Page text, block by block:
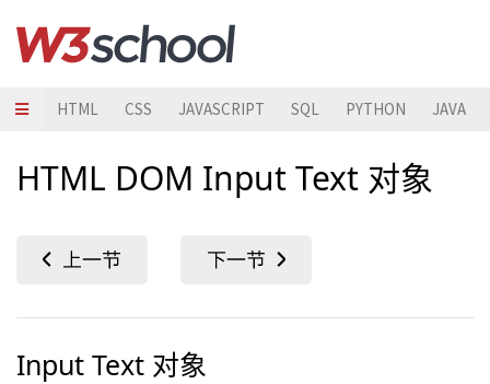
HTML CSS JAVASCRIPT SQL PYTHON JAVA
HTML DOM Input Text 对象
Input Text 对象